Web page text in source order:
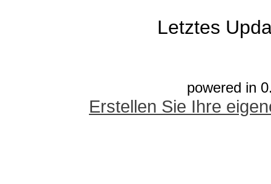
Letztes
powered in
Erstellen Sie Ihre